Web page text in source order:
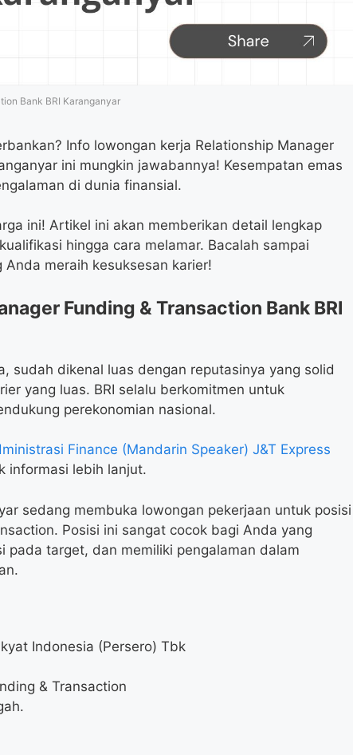
Bank BRI Karanganyar
Info lowongan kerja Relationship Manager
ini mungkin jawabannya! Kesempatan emas
di dunia finansial.
ini! Artikel ini akan memberikan detail lengkap
hingga cara melamar. Bacalah sampai
meraih kesuksesan karier!
Funding & Transaction Bank BRI
sudah dikenal luas dengan reputasinya yang solid
yang luas. BRI selalu berkomitmen untuk
perekonomian nasional.
Finance (Mandarin Speaker) J&T Express
informasi lebih lanjut.
sedang membuka lowongan pekerjaan untuk posisi
Posisi ini sangat cocok bagi Anda yang
pada target, dan memiliki pengalaman dalam
Indonesia (Persero) Tbk
& Transaction